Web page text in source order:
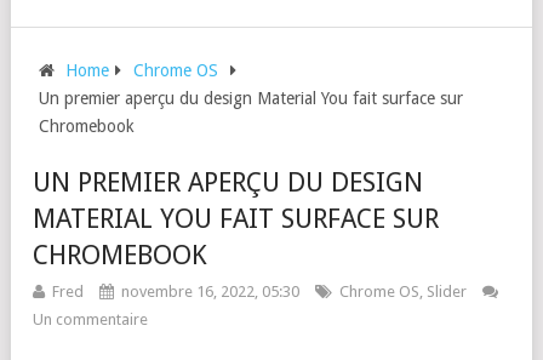
Home
Chrome OS
Un premier aperçu du design Material You fait surface sur
Chromebook
UN PREMIER APERÇU DU DESIGN
MATERIAL YOU FAIT SURFACE SUR
CHROMEBOOK
Fred novembre 16, 2022, 05:30 Chrome OS, Slider
Un commentaire